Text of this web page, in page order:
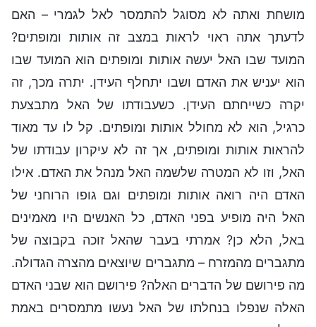
מושחת ואתה לא מסוגל להתמסר לאל לגמרי – האם
לדעתך אתה ראוי לראות במצב זה אותות ומופתים?
המועד שבו האל יעשה אותות ומופתים הוא המועד שבו
הוא יעניש את האדם ושבו יתחלף העידן. יתרה מכך, זה
יקרה כשייחתם העידן. כשעבודתו של האל מתבצעת
כרגיל, הוא לא מחולל אותות ומופתים. קל לו עד מאוד
להראות אותות ומופתים, אך זה לא עיקרון עבודתו של
האל, וזו לא המטרה שלשמה האל מנהל את האדם. אילו
האדם היה רואה אותות ומופתים וגם גופו הרוחני של
האל היה מופיע בפני האדם, כל האנשים היו מאמינים
באל, הלא כן? אמרתי בעבר שהאל זוכה בקבוצה של
מתגברים מהמזרח – מתגברים שיוצאים מהצרה הגדולה.
מה פירושם של הדברים האלה? פירושם הוא שבני האדם
האלה שנפלו בנחלתו של האל נעשו מתמסרים באמת